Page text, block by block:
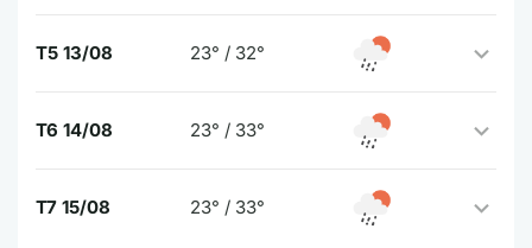
T5 13/08 23° / 32°
T6 14/08 23° / 33°
T7 15/08 23° / 33°